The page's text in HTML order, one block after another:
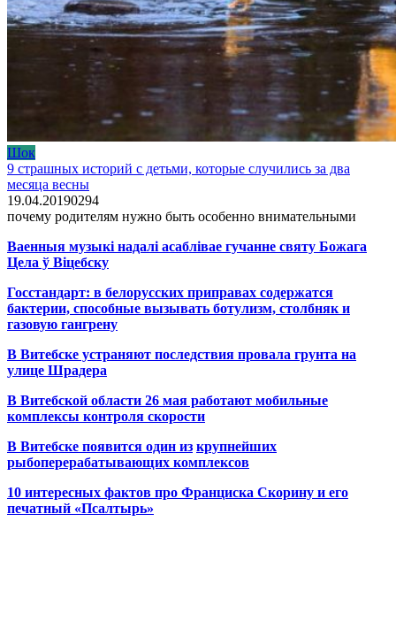
Шок
9 страшных историй с детьми, которые случились за два
месяца весны
19.04.20190294
почему родителям нужно быть особенно внимательными
Ваенныя музыкі надалі асаблівае гучанне святу Божага
Цела ў Віцебску
Госстандарт: в белорусских приправах содержатся
бактерии, способные вызывать ботулизм, столбняк и
газовую гангрену
В Витебске устраняют последствия провала грунта на
улице Шрадера
В Витебской области 26 мая работают мобильные
комплексы контроля скорости
В Витебске появится один из крупнейших
рыбоперерабатывающих комплексов
10 интересных фактов про Франциска Скорину и его
печатный «Псалтырь»